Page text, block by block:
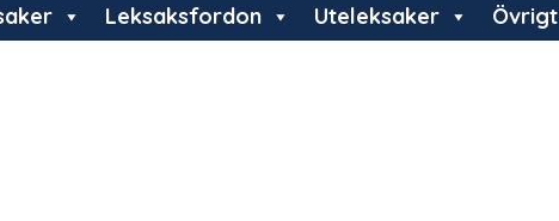
Leksaksfordon Uteleksaker Övrigt